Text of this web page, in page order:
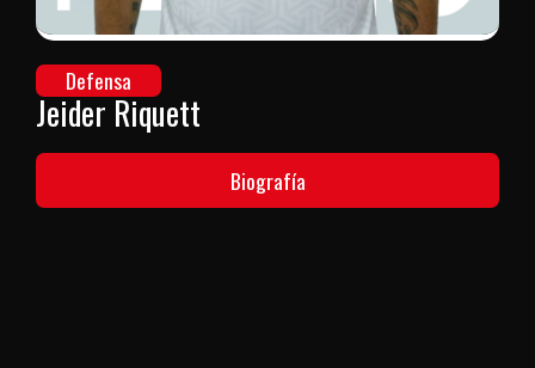
Defensa
Jeider Riquett
Biografía